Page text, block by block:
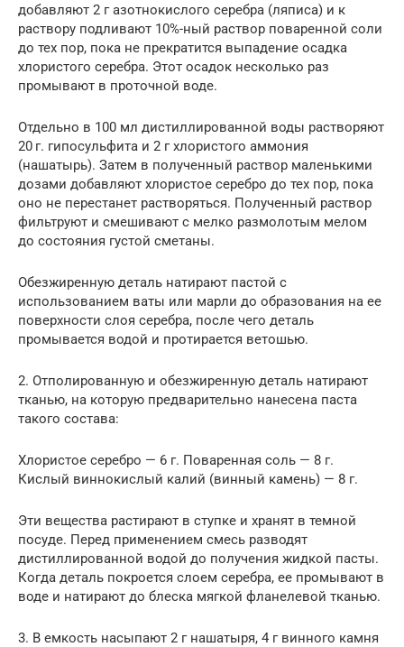
добавляют 2 г азотнокислого серебра (ляписа) и к
раствору подливают 10%-ный раствор поваренной соли
до тех пор, пока не прекратится выпадение осадка
хлористого серебра. Этот осадок несколько раз
промывают в проточной воде.
Отдельно в 100 мл дистиллированной воды растворяют
20 г. гипосульфита и 2 г хлористого аммония
(нашатырь). Затем в полученный раствор маленькими
дозами добавляют хлористое серебро до тех пор, пока
оно не перестанет растворяться. Полученный раствор
фильтруют и смешивают с мелко размолотым мелом
до состояния густой сметаны.
Обезжиренную деталь натирают пастой с
использованием ваты или марли до образования на ее
поверхности слоя серебра, после чего деталь
промывается водой и протирается ветошью.
2. Отполированную и обезжиренную деталь натирают
тканью, на которую предварительно нанесена паста
такого состава:
Хлористое серебро — 6 г. Поваренная соль — 8 г.
Кислый виннокислый калий (винный камень) — 8 г.
Эти вещества растирают в ступке и хранят в темной
посуде. Перед применением смесь разводят
дистиллированной водой до получения жидкой пасты.
Когда деталь покроется слоем серебра, ее промывают в
воде и натирают до блеска мягкой фланелевой тканью.
3. В емкость насыпают 2 г нашатыря, 4 г винного камня